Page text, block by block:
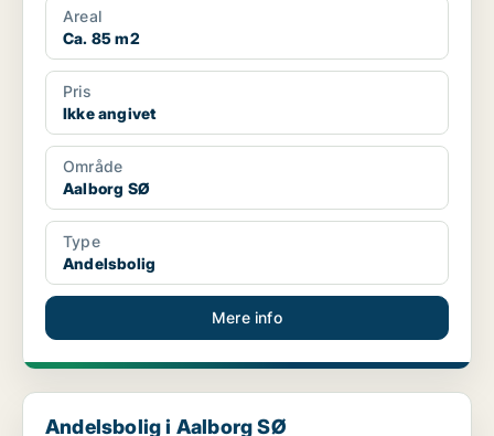
Areal
Ca. 85 m2
Pris
Ikke angivet
Område
Aalborg SØ
Type
Andelsbolig
Mere info
Andelsbolig i Aalborg SØ
Andelsbolig i Aalborg SØ